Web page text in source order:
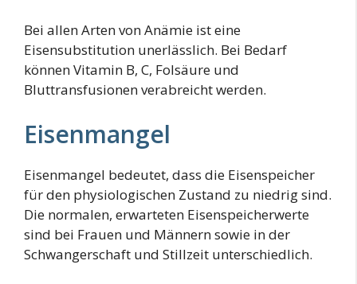
Bei allen Arten von Anämie ist eine
Eisensubstitution unerlässlich. Bei Bedarf
können Vitamin B, C, Folsäure und
Bluttransfusionen verabreicht werden.
Eisenmangel
Eisenmangel bedeutet, dass die Eisenspeicher
für den physiologischen Zustand zu niedrig sind.
Die normalen, erwarteten Eisenspeicherwerte
sind bei Frauen und Männern sowie in der
Schwangerschaft und Stillzeit unterschiedlich.